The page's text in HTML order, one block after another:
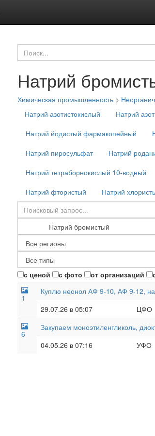
Натрий
Химическая промышленность >
Натрий азотистокислый
Натрий
Натрий йодистый фармакопейный
Натрий пиросульфат
Натрий
Натрий тетраборнокислый 10-водный
Натрий фтористый
Натрий
с ценой с фото от организаций
1
Куплю неонол АФ 9-10, АФ 9-12,
29.07.26 в 05:07
ЦФО
6
Закупаем моноэтиленгликоль,
04.05.26 в 07:16
УФО